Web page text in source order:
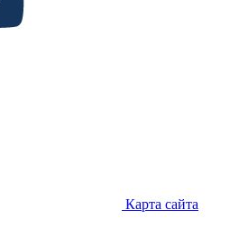
Карта сайта